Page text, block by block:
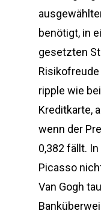
benötigt, in
gesetzten
ripple wie
Kreditkarte,
wenn der
0,382 fällt.
Picasso
Van Gogh